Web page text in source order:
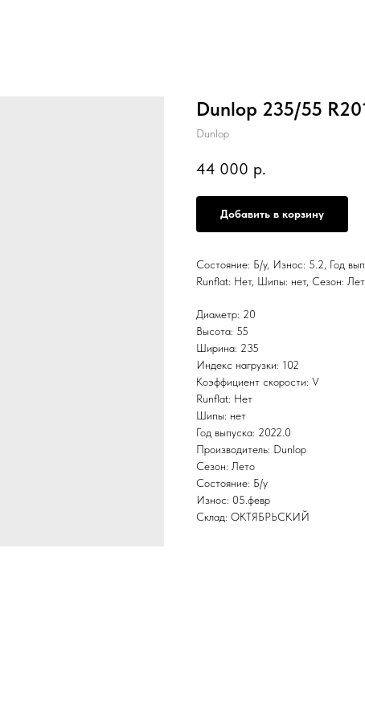
Dunlop 235/55
Dunlop
44 000 р.
Добавить в корзину
Состояние: Б/у, Износ: 5.2, Год
Runflat: Нет, Шипы: нет, Сезон:
Диаметр: 20
Высота: 55
Ширина: 235
Индекс нагрузки: 102
Коэффициент скорости: V
Runflat: Нет
Шипы: нет
Год выпуска: 2022.0
Производитель: Dunlop
Сезон: Лето
Состояние: Б/у
Износ: 05.февр
Склад: ОКТЯБРЬСКИЙ